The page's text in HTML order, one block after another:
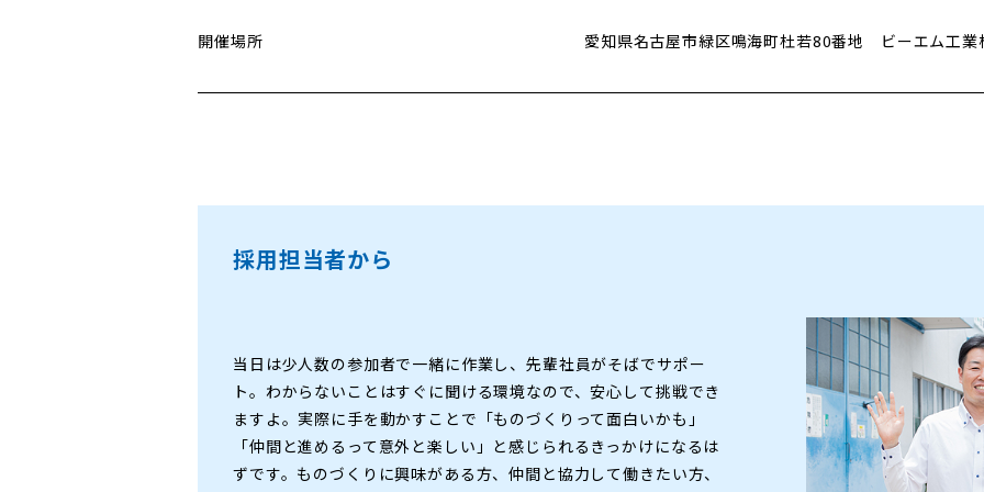
開催場所 愛知県名古屋市緑区鳴海町杜若80番地 ビーエム工業
採用担当者から
当日は少人数の参加者で一緒に作業し、先輩社員がそばでサポー
ト。わからないことはすぐに聞ける環境なので、安心して挑戦でき
ますよ。実際に手を動かすことで「ものづくりって面白いかも」
「仲間と進めるって意外と楽しい」と感じられるきっかけになるは
ずです。ものづくりに興味がある方、仲間と協力して働きたい方、